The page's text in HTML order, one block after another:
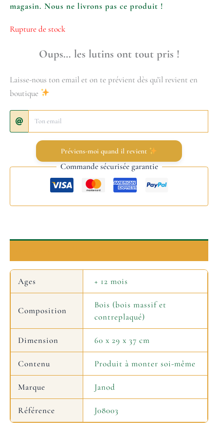
magasin. Nous ne livrons pas ce produit !
Rupture de stock
Oups… les lutins ont tout pris !
Laisse-nous ton email et on te prévient dès qu’il revient en
boutique
Préviens-moi quand il revient
Commande sécurisée garantie
Ages + 12 mois
Composition
Bois (bois massif et
contreplaqué)
Dimension 60 x 29 x 37 cm
Contenu Produit à monter soi-même
Marque Janod
Référence J08003